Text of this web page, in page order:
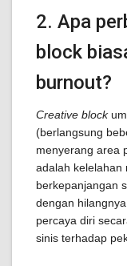
2. Apa
block
burnout?
Creative block
(berlangsung
menyerang area
adalah kelelahan
berkepanjangan
dengan
percaya diri
sinis terhadap